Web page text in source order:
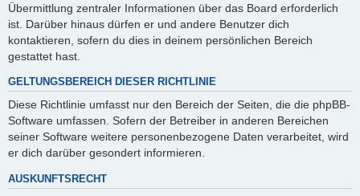
Übermittlung zentraler Informationen über das Board erforderlich
ist. Darüber hinaus dürfen er und andere Benutzer dich
kontaktieren, sofern du dies in deinem persönlichen Bereich
gestattet hast.
GELTUNGSBEREICH DIESER RICHTLINIE
Diese Richtlinie umfasst nur den Bereich der Seiten, die die phpBB-
Software umfassen. Sofern der Betreiber in anderen Bereichen
seiner Software weitere personenbezogene Daten verarbeitet, wird
er dich darüber gesondert informieren.
AUSKUNFTSRECHT